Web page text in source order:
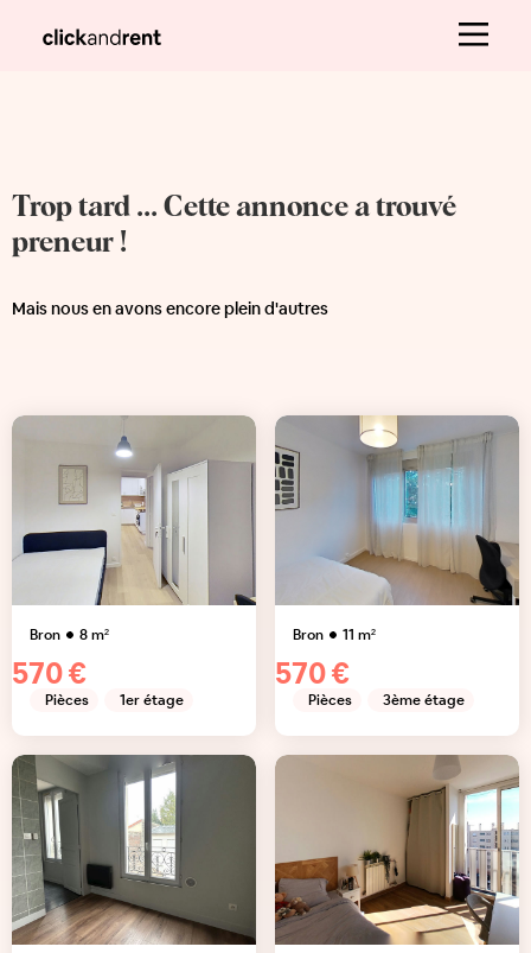
Trop tard ... Cette annonce a trouvé
preneur !
Mais nous en avons encore plein d'autres
Bron 8m²
570 €
Pièces 1er étage
Bron 11 m²
570 €
Pièces 3ème étage